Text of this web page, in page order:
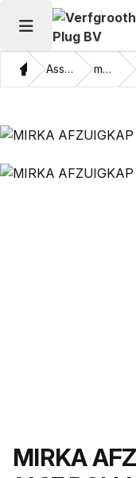
Hoofdmenu openen
ThuisAssortiment machines
MIRKA